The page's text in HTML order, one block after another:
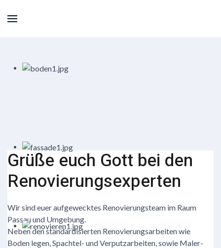
Grüße euch Gott bei den
Renovierungsexperten
Wir sind euer aufgewecktes Renovierungsteam im Raum
Passau und Umgebung.
Neben den standardisierten Renovierungsarbeiten wie
Boden legen, Spachtel- und Verputzarbeiten, sowie Maler-